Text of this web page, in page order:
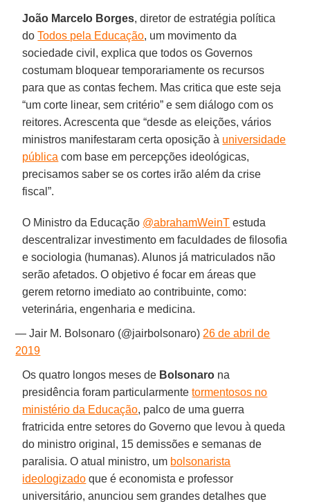
João Marcelo Borges, diretor de estratégia política
doTodos pela Educação, um movimento da
sociedade civil, explica que todos os Governos
costumam bloquear temporariamente os recursos
para que as contas fechem. Mas critica que este seja
“um corte linear, sem critério” e sem diálogo com os
reitores. Acrescenta que “desde as eleições, vários
ministros manifestaram certa oposição à universidade
pública com base em percepções ideológicas,
precisamos saber se os cortes irão além da crise
fiscal”.
O Ministro da Educação @abrahamWeinT estuda
descentralizar investimento em faculdades de filosofia
e sociologia (humanas). Alunos já matriculados não
serão afetados. O objetivo é focar em áreas que
gerem retorno imediato ao contribuinte, como:
veterinária, engenharia e medicina.
— Jair M. Bolsonaro (@jairbolsonaro) 26 de abril de
2019
Os quatro longos meses de Bolsonaro na
presidência foram particularmentetormentosos no
ministério da Educação, palco de uma guerra
fratricida entre setores do Governo que levou à queda
do ministro original, 15 demissões e semanas de
paralisia. O atual ministro, um bolsonarista
ideologizado que é economista e professor
universitário, anunciou sem grandes detalhes que